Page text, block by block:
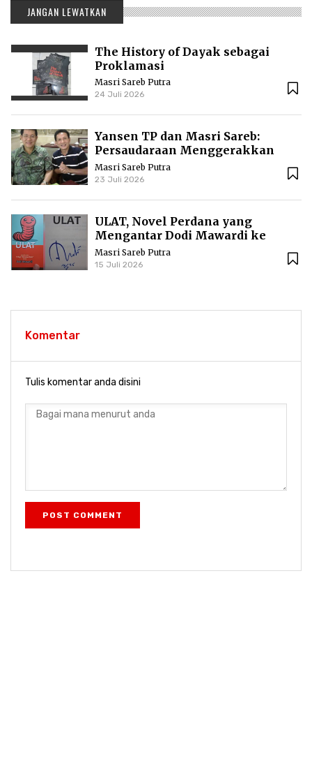
JANGAN LEWATKAN
The History of Dayak sebagai
Proklamasi
Masri Sareb Putra
24 Juli 2026
Yansen TP dan Masri Sareb:
Persaudaraan Menggerakkan
Literasi Borneo
Masri Sareb Putra
23 Juli 2026
ULAT, Novel Perdana yang
Mengantar Dodi Mawardi ke
Puncak Karier Kepenulisan
Masri Sareb Putra
15 Juli 2026
Komentar
Tulis komentar anda disini
POST COMMENT